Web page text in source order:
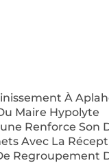
À
Maire Hypolyte
Renforce Son
Avec La
Regroupement